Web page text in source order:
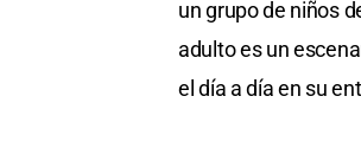
un grupo de niños
adulto es un
el día a día en su